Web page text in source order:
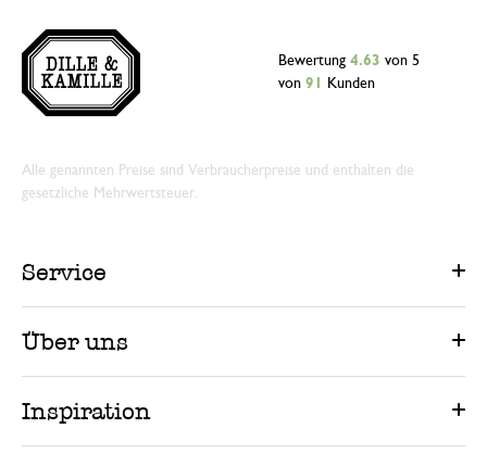
Bewertung 4.63 von 5
von 91 Kunden
Alle genannten Preise sind Verbraucherpreise und enthalten die
gesetzliche Mehrwertsteuer.
Service
Über uns
Inspiration